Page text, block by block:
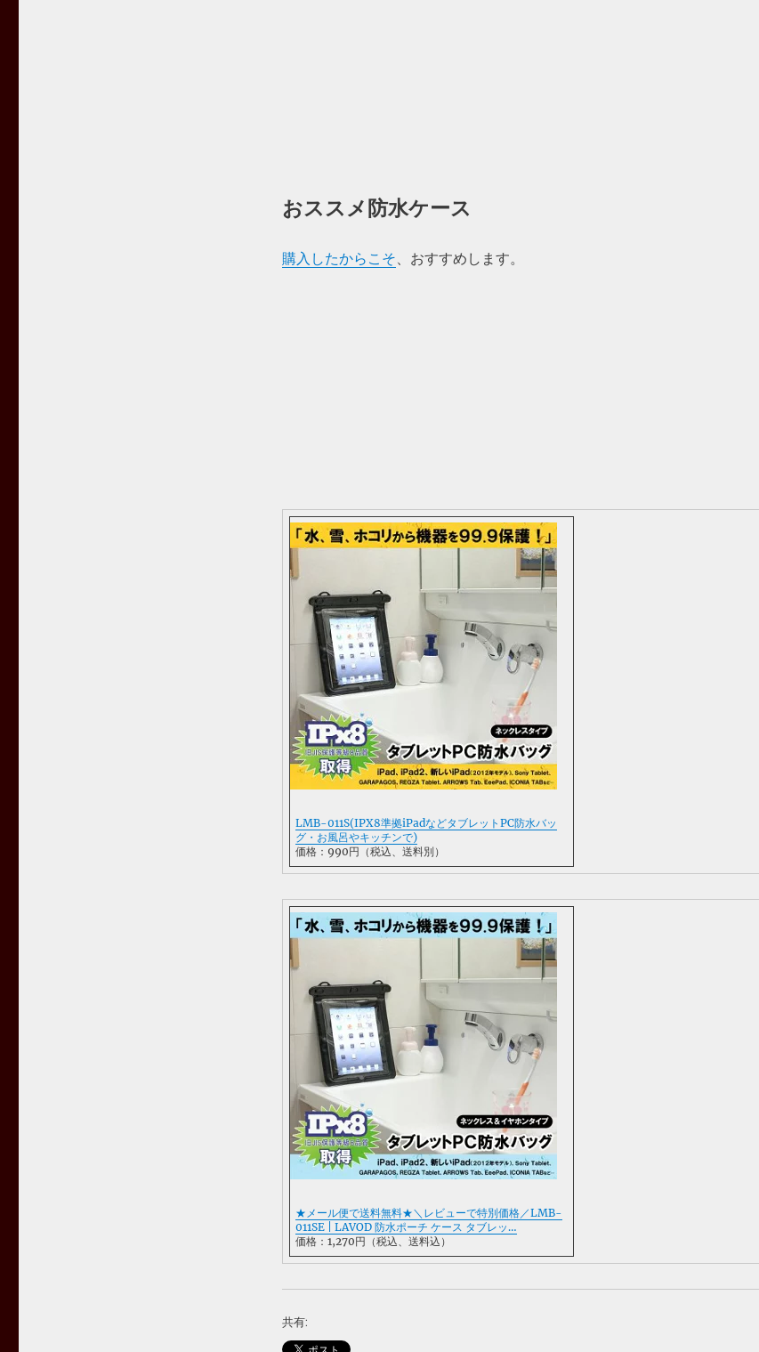
おススメ防水ケース
購入したからこそ、おすすめします。
LMB-011S(IPX8準拠iPadなどタブレットPC防水バッ
グ・お風呂やキッチンで)
価格：990円（税込、送料別）
★メール便で送料無料★＼レビューで特別価格／LMB-
011SE | LAVOD 防水ポーチ ケース タブレッ…
価格：1,270円（税込、送料込）
共有: